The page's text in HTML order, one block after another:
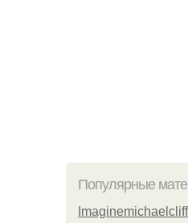
Популярные